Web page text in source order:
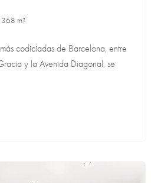
368 m²
codiciadas de Barcelona, entre
y la Avenida Diagonal, se